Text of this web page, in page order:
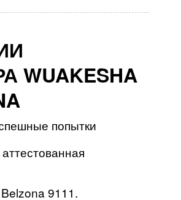
WUAKESHA
попытки
9111.